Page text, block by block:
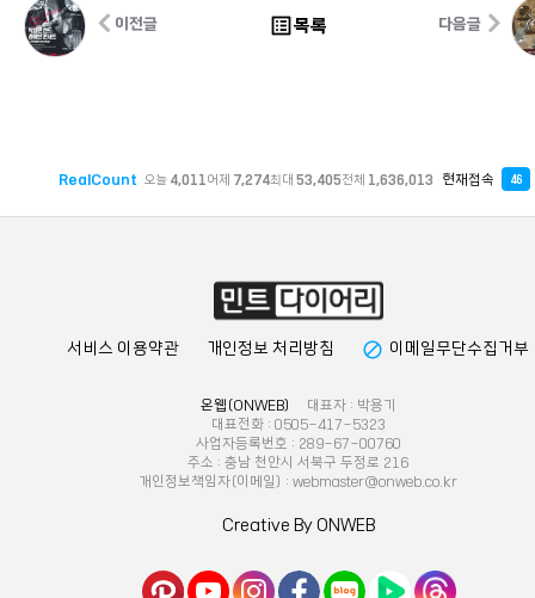
이전글 list_alt 목록 다음글
RealCount 오늘 4,011어제 7,274최대 53,405전체 1,636,013 현재접속 46
서비스 이용약관 개인정보 처리방침 block 이메일무단수집거부
온웹(ONWEB)
대표자 : 박용기
대표전화 : 0505-417-5323
사업자등록번호 : 289-67-00760
주소 : 충남 천안시 서북구 두정로 216
개인정보책임자(이메일) : webmaster@onweb.co.kr
Creative By ONWEB